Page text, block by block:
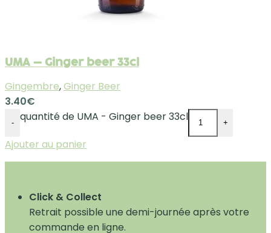
UMA – Ginger beer 33cl
Gingembre,Ginger Beer
3.40€
- quantité de UMA - Ginger beer 33cl +
Ajouter au panier
Click & Collect
Retrait possible une demi-journée après votre
commande en ligne.